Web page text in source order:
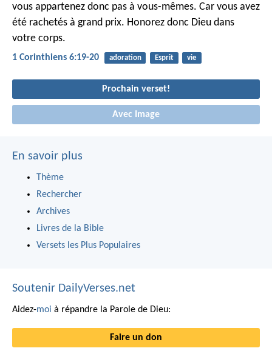
vous appartenez donc pas à vous-mêmes. Car vous avez
été rachetés à grand prix. Honorez donc Dieu dans
votre corps.
1 Corinthiens 6:19-20 adoration Esprit vie
Prochain verset!
Avec Image
En savoir plus
Thème
Rechercher
Archives
Livres de la Bible
Versets les Plus Populaires
Soutenir DailyVerses.net
Aidez-moi à répandre la Parole de Dieu:
Faire un don